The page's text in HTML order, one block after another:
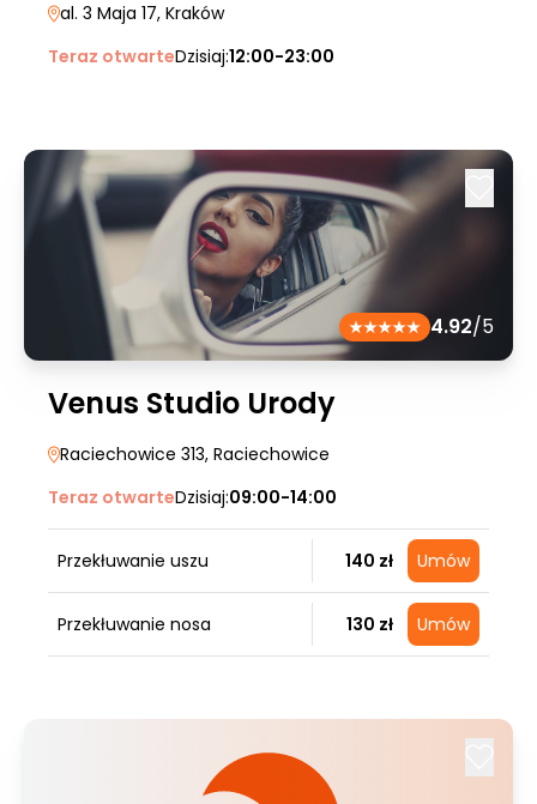
al. 3 Maja 17, Kraków
Teraz otwarteDzisiaj:12:00-23:00
4.92/5
Venus Studio Urody
Raciechowice 313, Raciechowice
Teraz otwarteDzisiaj:09:00-14:00
Przekłuwanie uszu 140 zł Umów
Przekłuwanie nosa 130 zł Umów